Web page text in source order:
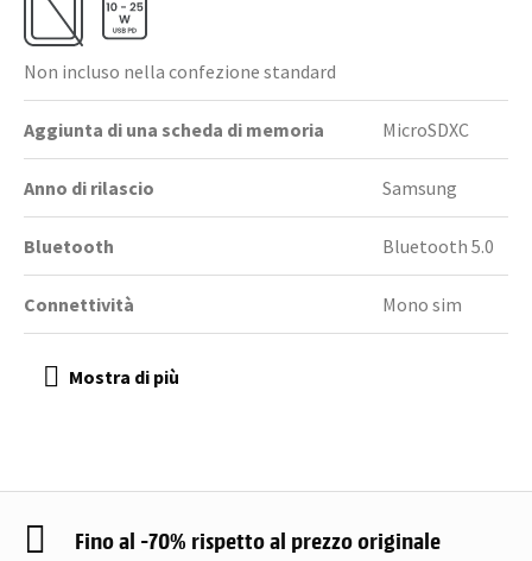
Non incluso nella confezione standard
Aggiunta di una scheda di memoria MicroSDXC
Anno di rilascio Samsung
Bluetooth Bluetooth 5.0
Connettività Mono sim
Fino al -70% rispetto al prezzo originale